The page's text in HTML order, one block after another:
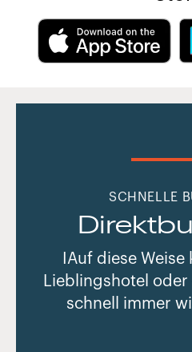
SCHNELLE
IAuf diese
Lieblingshotel
schnell immer